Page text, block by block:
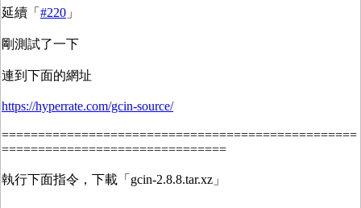
延續「 #220 」
剛測試了一下
連到下面的網址
https://hyperrate.com/gcin-source/
=================================================
===============================
執行下面指令，下載「gcin-2.8.8.tar.xz」